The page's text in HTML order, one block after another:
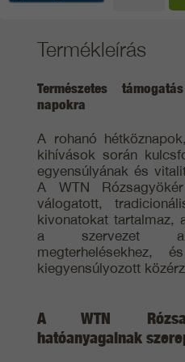
Termékleírás
Természetes
napokra
A rohanó
kihívások során
egyensúlyának és
A WTN
válogatott,
kivonatokat tartalmaz,
a szervezet
megterhelésekhez,
kiegyensúlyozott
A WTN
hatóanyagainak